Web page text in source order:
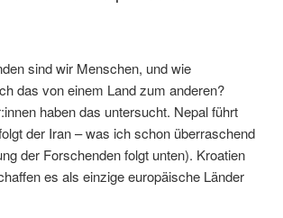
sind wir Menschen, und wie
das von einem Land zum anderen?
haben das untersucht. Nepal führt
der Iran – was ich schon überraschend
der Forschenden folgt unten). Kroatien
es als einzige europäische Länder